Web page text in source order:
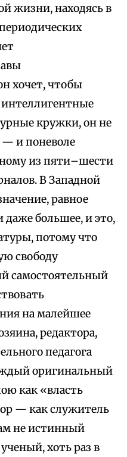
жизни, находясь в
хочет, чтобы
кружки, он не
— и поневоле
из пяти–шести
В Западной
равное
даже большее, и это,
потому что
свободу
самостоятельный
на малейшее
редактора,
педагога
оригинальный
как «власть
— как служитель
не истинный
хоть раз в